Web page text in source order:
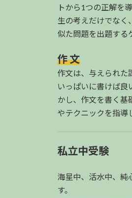
トから1つの正解を
生の考えだけでなく
似た問題を出題する
作 文
作文は、与えられた
いっぱいに書けば良
かし、作文を書く基
やテクニックを指導
私立中受験
海星中、活水中、純
す。